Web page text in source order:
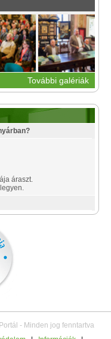
További galériák
áraszt.
- Minden jog fenntartva